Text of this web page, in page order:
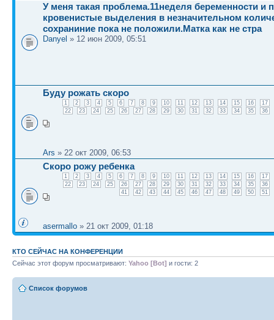
У меня такая проблема.11неделя беременности и
кровенистые выделения в незначительном
сохраниние пока не положили.Матка как не стра
Danyel » 12 июн 2009, 05:51
Буду рожать скоро
1 2 3 4 5 6 7 8 9 10 11 12 13 14 15 16
17
22
23 24 25 26 27 28 29 30 31 32 33 34 35 36
Ars » 22 окт 2009, 06:53
Скоро рожу ребенка
1 2 3 4 5 6 7 8 9 10 11 12 13 14 15 16
17
22
23 24 25 26 27 28 29 30 31 32 33 34 35
36
41
42 43 44 45 46 47 48 49 50 51
asermallo » 21 окт 2009, 01:18
КТО СЕЙЧАС НА КОНФЕРЕНЦИИ
Сейчас этот форум просматривают: Yahoo [Bot] и гости: 2
Список форумов